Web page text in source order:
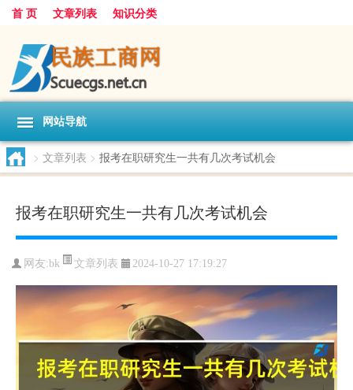
首 页 文章列表 知识分类
网站导航
> 文章列表 > 报考在职研究生一共有几次考试机会
报考在职研究生一共有几次考试机会
网友:bk 文章列表 2024-10-27 17:19:27